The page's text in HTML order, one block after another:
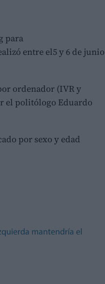
para
entre el5 y 6 de junio
ordenador (IVR y
el politólogo Eduardo
por sexo y edad
mantendría el